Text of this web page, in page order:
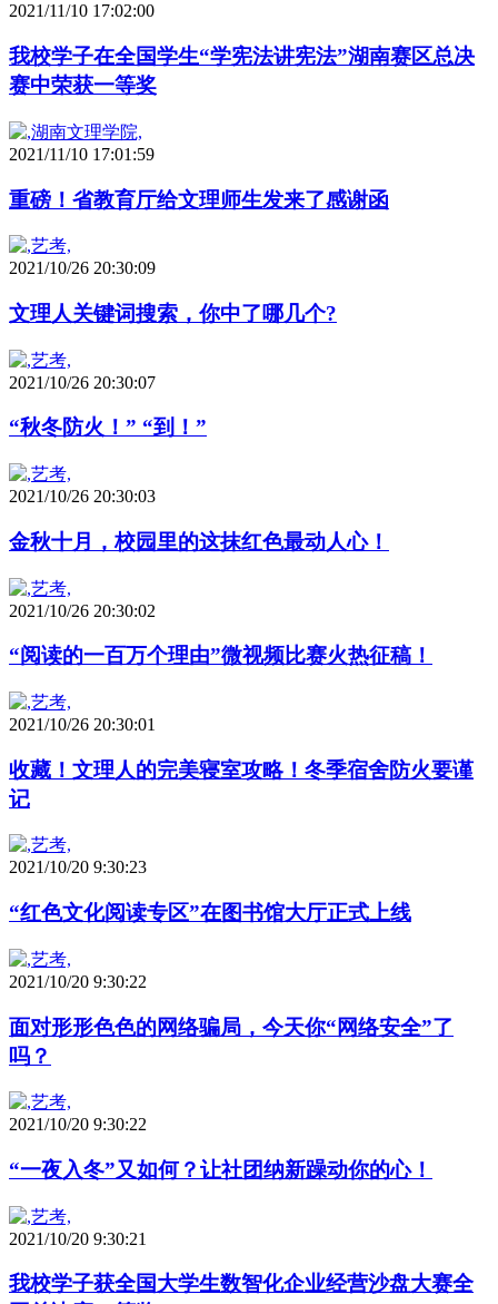
2021/11/10 17:02:00
我校学子在全国学生“学宪法讲宪法”湖南赛区总决
赛中荣获一等奖
2021/11/10 17:01:59
重磅！省教育厅给文理师生发来了感谢函
2021/10/26 20:30:09
文理人关键词搜索，你中了哪几个?
2021/10/26 20:30:07
“秋冬防火！” “到！”
2021/10/26 20:30:03
金秋十月，校园里的这抹红色最动人心！
2021/10/26 20:30:02
“阅读的一百万个理由”微视频比赛火热征稿！
2021/10/26 20:30:01
收藏！文理人的完美寝室攻略！冬季宿舍防火要谨
记
2021/10/20 9:30:23
“红色文化阅读专区”在图书馆大厅正式上线
2021/10/20 9:30:22
面对形形色色的网络骗局，今天你“网络安全”了
吗？
2021/10/20 9:30:22
“一夜入冬”又如何？让社团纳新躁动你的心！
2021/10/20 9:30:21
我校学子获全国大学生数智化企业经营沙盘大赛全